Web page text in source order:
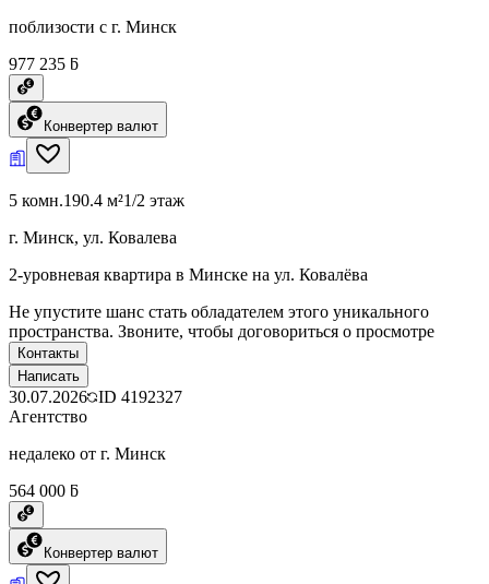
поблизости с г. Минск
977 235 ƃ
Конвертер валют
5 комн.190.4 м²1/2 этаж
г. Минск, ул. Ковалева
2-уровневая квартира в Минске на ул. Ковалёва
Не упустите шанс стать обладателем этого уникального
пространства. Звоните, чтобы договориться о просмотре
Контакты
Написать
30.07.2026 ID 4192327
Агентство
недалеко от г. Минск
564 000 ƃ
Конвертер валют